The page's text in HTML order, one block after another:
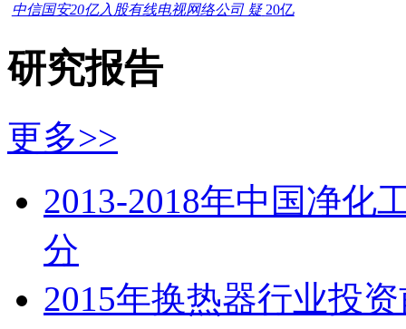
中信国安20亿入股有线电视网络公司 疑 20亿
研究报告
更多>>
2013-2018年中国净化
分
2015年换热器行业投